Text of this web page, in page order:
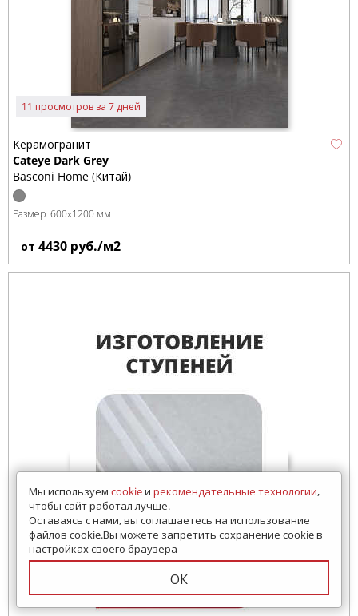
11 просмотров за 7 дней
Керамогранит
Cateye Dark Grey
Basconi Home (Китай)
Размер: 600x1200 мм
от 4430 руб./м2
Мы используем cookieи рекомендательные технологии,
чтобы сайт работал лучше.
Оставаясь с нами, вы соглашаетесь на использование
файлов cookie.Вы можете запретить сохранение cookie в
настройках своего браузера
ОК